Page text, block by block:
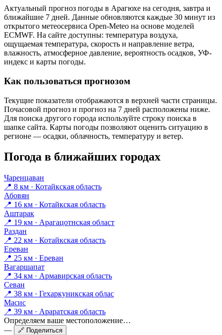
Актуальный прогноз погоды в Арагюхе на сегодня, завтра и
ближайшие 7 дней. Данные обновляются каждые 30 минут из
открытого метеосервиса Open-Meteo на основе моделей
ECMWF. На сайте доступны: температура воздуха,
ощущаемая температура, скорость и направление ветра,
влажность, атмосферное давление, вероятность осадков, УФ-
индекс и карты погоды.
Как пользоваться прогнозом
Текущие показатели отображаются в верхней части страницы.
Почасовой прогноз и прогноз на 7 дней расположены ниже.
Для поиска другого города используйте строку поиска в
шапке сайта. Карты погоды позволяют оценить ситуацию в
регионе — осадки, облачность, температуру и ветер.
Погода в ближайших городах
Чаренцаван
📍 8 км · Котайкская область
Абовян
📍 16 км · Котайкская область
Аштарак
📍 19 км · Арагацотнская област
Раздан
📍 22 км · Котайкская область
Ереван
📍 25 км · Ереван
Вагаршапат
📍 34 км · Армавирская область
Севан
📍 38 км · Гехаркуникская облас
Масис
📍 39 км · Араратская область
Определяем ваше местоположение…
—
🔗 Поделиться